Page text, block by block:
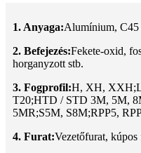
1. Anyaga:Alumínium, C45
2. Befejezés:Fekete-oxid,
horganyzott stb.
3. Fogprofil:H, XH,
T20;HTD / STD 3M, 5M,
5MR;S5M, S8M;RPP5,
4. Furat:Vezetőfurat, kúpos